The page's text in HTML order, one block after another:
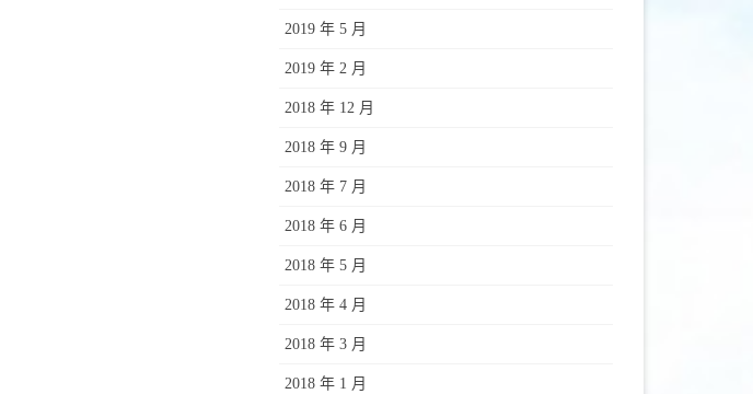
2019 年 5 月
2019 年 2 月
2018 年 12 月
2018 年 9 月
2018 年 7 月
2018 年 6 月
2018 年 5 月
2018 年 4 月
2018 年 3 月
2018 年 1 月